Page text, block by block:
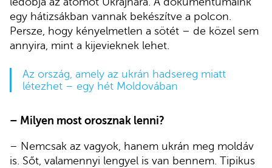
egy hátizsákban vannak bekészítve a polcon.
Persze, hogy kényelmetlen a sötét – de közel sem
annyira, mint a kijevieknek lehet.
Az ország, amely az ukrán hadsereg miatt
létezhet – egy hét Moldovában
– Milyen most orosznak lenni?
– Nemcsak az vagyok, hanem ukrán meg moldáv
is. Sőt, valamennyi lengyel is van bennem. Tipikus